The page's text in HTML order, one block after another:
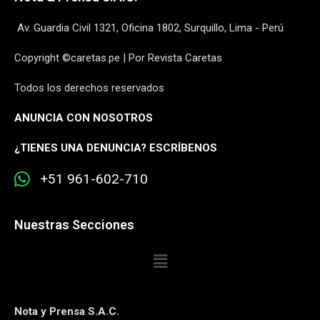
Av. Guardia Civil 1321, Oficina 1802, Surquillo, Lima - Perú
Copyright ©caretas.pe | Por Revista Caretas
Todos los derechos reservados
ANUNCIA CON NOSOTROS
¿TIENES UNA DENUNCIA? ESCRÍBENOS
+51 961-602-710
Nuestras Secciones
Nota y Prensa S.A.C.